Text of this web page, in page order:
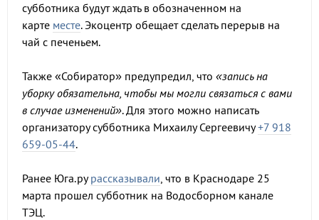
субботника будут ждать в обозначенном на
карте месте. Экоцентр обещает сделать перерыв на
чай с печеньем.
Также «Собиратор» предупредил, что «запись на
уборку обязательна, чтобы мы могли связаться с вами
в случае изменений». Для этого можно написать
организатору субботника Михаилу Сергеевичу+7 918
659-05-44.
Ранее Юга.рурассказывали, что в Краснодаре 25
марта прошел субботник на Водосборном канале
ТЭЦ.